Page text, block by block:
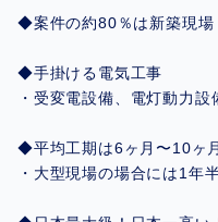
◆案件の約80％は新築現場
◆手掛ける電気工事
・受変電設備、電灯動力
◆平均工期は6ヶ月〜10ヶ
・大型現場の場合には1年